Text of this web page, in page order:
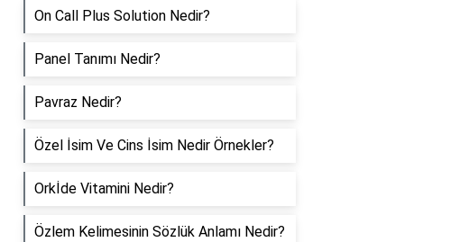
On Call Plus Solution Nedir?
Panel Tanımı Nedir?
Pavraz Nedir?
Özel İsim Ve Cins İsim Nedir Örnekler?
Orkİde Vitamini Nedir?
Özlem Kelimesinin Sözlük Anlamı Nedir?